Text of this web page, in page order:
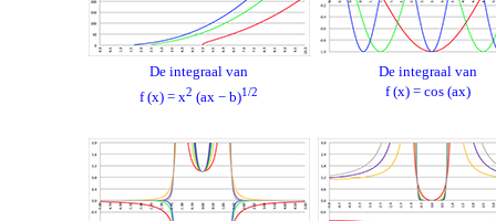
De integraal van
f (x) = x2 (ax − b)1/2
De integraal van
f (x) = cos (ax)